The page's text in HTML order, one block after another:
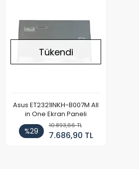
Tükendi
Asus ET2321INKH-B007M All
in One Ekran Paneli
%29
10.893,66 TL
7.686,90 TL